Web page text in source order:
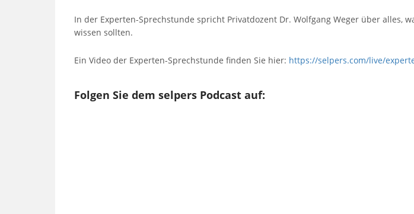
In der Experten-Sprechstunde spricht Privatdozent Dr. Wolfgang Weger über alles,
wissen sollten.
Ein Video der Experten-Sprechstunde finden Sie hier: https://selpers.com/live/
Folgen Sie dem selpers Podcast auf: